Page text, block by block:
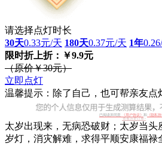
请选择点灯时长
30天0.33元/天 180天0.37元/天 1年
限时折上折：￥9.9元
（原价￥30元）
立即点灯
温馨提示：除了自己，也可帮亲友点
已阅读并同意 《用户协议》 和 《隐私协
查看历史订单>
太岁出现来，无病恐破财；太岁当头
岁灯，消灾解难，求得平顺安康福禄